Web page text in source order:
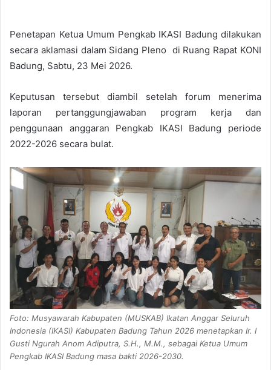
Penetapan Ketua Umum Pengkab IKASI Badung dilakukan
secara aklamasi dalam Sidang Pleno di Ruang Rapat KONI
Badung, Sabtu, 23 Mei 2026.
Keputusan tersebut diambil setelah forum menerima
laporan pertanggungjawaban program kerja dan
penggunaan anggaran Pengkab IKASI Badung periode
2022-2026 secara bulat.
Foto: Musyawarah Kabupaten (MUSKAB) Ikatan Anggar Seluruh
Indonesia (IKASI) Kabupaten Badung Tahun 2026 menetapkan Ir. I
Gusti Ngurah Anom Adiputra, S.H., M.M., sebagai Ketua Umum
Pengkab IKASI Badung masa bakti 2026-2030.